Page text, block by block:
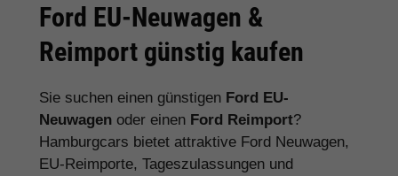
Ford EU-Neuwagen &
Reimport günstig kaufen
Sie suchen einen günstigen Ford EU-
Neuwagen oder einen Ford Reimport?
Hamburgcars bietet attraktive Ford Neuwagen,
EU-Reimporte, Tageszulassungen und